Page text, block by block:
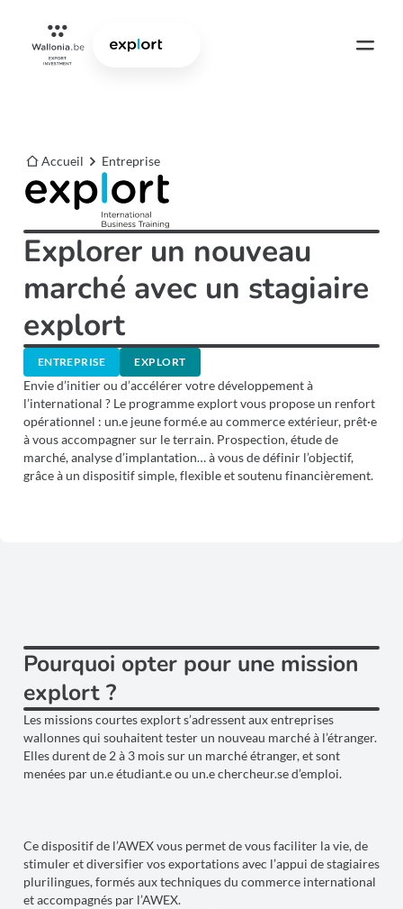
Accueil Entreprise
Explorer un nouveau
marché avec un stagiaire
explort
ENTREPRISE EXPLORT
Envie d’initier ou d’accélérer votre développement à
l’international ? Le programme explort vous propose un renfort
opérationnel : un.e jeune formé.e au commerce extérieur, prêt·e
à vous accompagner sur le terrain. Prospection, étude de
marché, analyse d’implantation… à vous de définir l’objectif,
grâce à un dispositif simple, flexible et soutenu financièrement.
Pourquoi opter pour une mission
explort ?
Les missions courtes explort s’adressent aux entreprises
wallonnes qui souhaitent tester un nouveau marché à l’étranger.
Elles durent de 2 à 3 mois sur un marché étranger, et sont
menées par un.e étudiant.e ou un.e chercheur.se d’emploi.
Ce dispositif de l’AWEX vous permet de vous faciliter la vie, de
stimuler et diversifier vos exportations avec l’appui de stagiaires
plurilingues, formés aux techniques du commerce international
et accompagnés par l’AWEX.